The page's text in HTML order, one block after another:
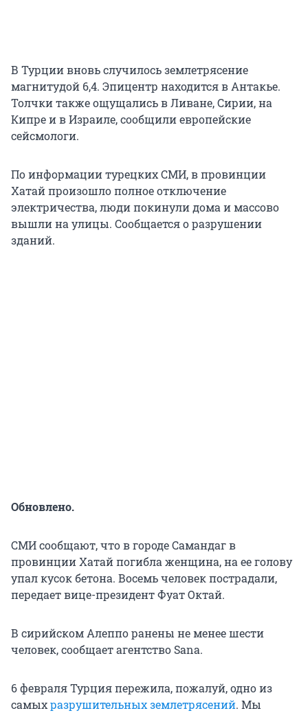
В Турции вновь случилось землетрясение
магнитудой 6,4. Эпицентр находится в Антакье.
Толчки также ощущались в Ливане, Сирии, на
Кипре и в Израиле, сообщили европейские
сейсмологи.
По информации турецких СМИ, в провинции
Хатай произошло полное отключение
электричества, люди покинули дома и массово
вышли на улицы. Сообщается о разрушении
зданий.
Обновлено.
СМИ сообщают, что в городе Самандаг в
провинции Хатай погибла женщина, на ее голову
упал кусок бетона. Восемь человек пострадали,
передает вице-президент Фуат Октай.
В сирийском Алеппо ранены не менее шести
человек, сообщает агентство Sana.
6 февраля Турция пережила, пожалуй, одно из
самыхразрушительных землетрясений. Мы